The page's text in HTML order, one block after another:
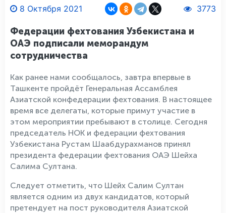
8 Октября 2021 3773
Федерации фехтования Узбекистана и
ОАЭ подписали меморандум
сотрудничества
Как ранее нами сообщалось, завтра впервые в
Ташкенте пройдёт Генеральная Ассамблея
Азиатской конфедерации фехтования. В настоящее
время все делегаты, которые примут участие в
этом мероприятии пребывают в столице. Сегодня
председатель НОК и федерации фехтования
Узбекистана Рустам Шаабдурахманов принял
президента федерации фехтования ОАЭ Шейха
Салима Султана.
Следует отметить, что Шейх Салим Султан
является одним из двух кандидатов, который
претендует на пост руководителя Азиатской